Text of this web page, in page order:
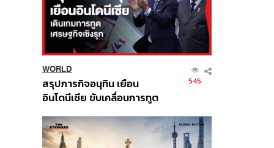
WORLD
สรุปภารกิจอนุทิน เยือน
อินโดนีเซีย ขับเคลื่อนการทูต
ส่วนยุทธศาสตร์ไทย –
อินโดนีเซีย
545